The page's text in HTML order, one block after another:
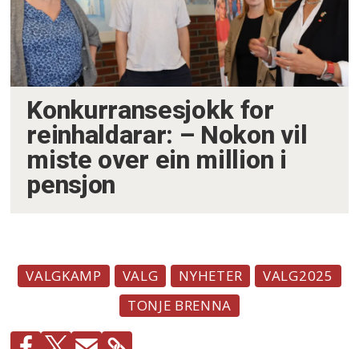
Konkurransesjokk for
reinhaldarar: – Nokon vil
miste over ein million i
pensjon
VALGKAMP VALG NYHETER
VALG2025
TONJE BRENNA